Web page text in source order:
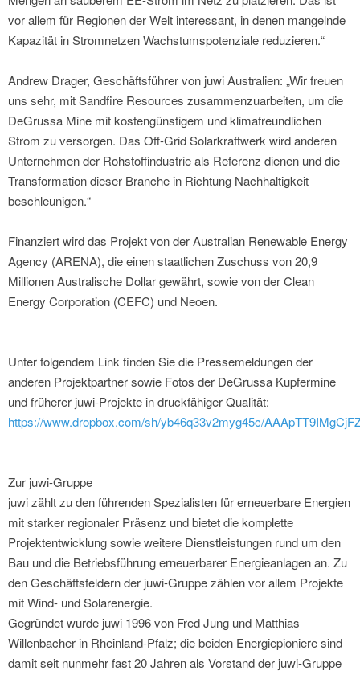
vor allem für Regionen der Welt interessant, in denen mangelnde
Kapazität in Stromnetzen Wachstumspotenziale reduzieren.“
Andrew Drager, Geschäftsführer von juwi Australien: „Wir freuen
uns sehr, mit Sandfire Resources zusammenzuarbeiten, um die
DeGrussa Mine mit kostengünstigem und klimafreundlichen
Strom zu versorgen. Das Off-Grid Solarkraftwerk wird anderen
Unternehmen der Rohstoffindustrie als Referenz dienen und die
Transformation dieser Branche in Richtung Nachhaltigkeit
beschleunigen.“
Finanziert wird das Projekt von der Australian Renewable Energy
Agency (ARENA), die einen staatlichen Zuschuss von 20,9
Millionen Australische Dollar gewährt, sowie von der Clean
Energy Corporation (CEFC) und Neoen.
Unter folgendem Link finden Sie die Pressemeldungen der
anderen Projektpartner sowie Fotos der DeGrussa Kupfermine
und früherer juwi-Projekte in druckfähiger Qualität:
https://www.dropbox.com/sh/yb46q33v2myg45c/
Zur juwi-Gruppe
juwi zählt zu den führenden Spezialisten für erneuerbare Energien
mit starker regionaler Präsenz und bietet die komplette
Projektentwicklung sowie weitere Dienstleistungen rund um den
Bau und die Betriebsführung erneuerbarer Energieanlagen an. Zu
den Geschäftsfeldern der juwi-Gruppe zählen vor allem Projekte
mit Wind- und Solarenergie.
Gegründet wurde juwi 1996 von Fred Jung und Matthias
Willenbacher in Rheinland-Pfalz; die beiden Energiepioniere sind
damit seit nunmehr fast 20 Jahren als Vorstand der juwi-Gruppe